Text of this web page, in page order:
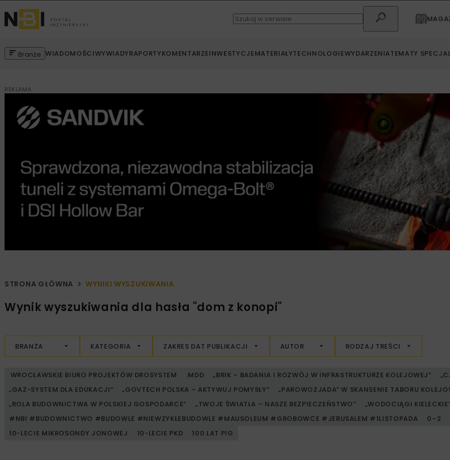
Branże WIADOMOŚCIWYWIADYRAPORTYKOMENTARZEINWESTYCJEMATERIAŁYTECHNOLOGIEWYDARZENIATEMATY
REKLAMA
STRONA GŁÓWNA WYNIKI WYSZUKIWANIA
Wynik wyszukiwania dla hasła "dom z konopi"
BRANŻA KATEGORIA ZAKRES DAT PUBLIKACJI AUTOR RODZAJ TREŚCI
WROCŁAWSKIE BIURO PROJEKTÓW DROSYSTEM .MDD „BRIK – BADANIA I ROZWÓJ W INFRASTRUKTURZE KOLEJOWEJ”
„GAZ-SYSTEM DLA EDUKACJI”
„GOVTECH POLSKA – AKTYWUJ POMYSŁY”
„PAROWOZJADA” W SKANSENIE TABORU
„ROLA BUDOWNICTWA W POLSKIEJ GOSPODARCE”
„TWOJE ŚWIATŁA – NASZE BEZPIECZEŃSTWO”
„WODOCIĄGI
#NBI #BUDOWNICTWO #BUDOWLE #NIEWZYKŁEBUDOWLE #MAUSOLEUM #GROBOWCE #JERUSALEM #1LISTOPADA
0–2
10-LECIE MIKROSONDY JONOWEJ
10-LECIE PKD 100 LAT PIG